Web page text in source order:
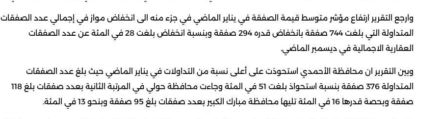
وارجع التقرير ارتفاع مؤشر متوسط قيمة الصفقة في يناير الماضي في جزء منه الى انخفاض مواز في إجمالي عدد الصفقات
المتداولة التي بلغت 744 صفقة بانخفاض قدره 294 صفقة وبنسبة انخفاض بلغت 28 في المئة عن عدد الصفقات
العقارية الاجمالية في ديسمبر الماضي.
وبين التقرير ان محافظة الأحمدي استحوذت على أعلى نسبة من التداولات في يناير الماضي حيث بلغ عدد الصفقات
المتداولة 376 صفقة بنسبة استحواذ بلغت 51 في المئة وجاءت محافظة حولي في المرتبة الثانية بعدد صفقات بلغ 118
صفقة وبحصة قدرها 16 في المئة تليها محافظة مبارك الكبير بعدد صفقات بلغ 95 صفقة وبنحو 13 في المئة.